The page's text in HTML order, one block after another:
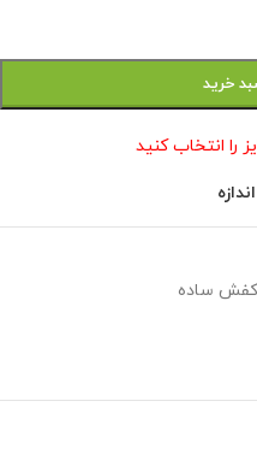
خرید
را انتخاب کنید
کفش ساده